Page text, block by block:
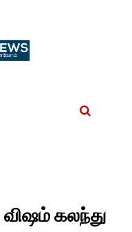
விஷம் கலந்து